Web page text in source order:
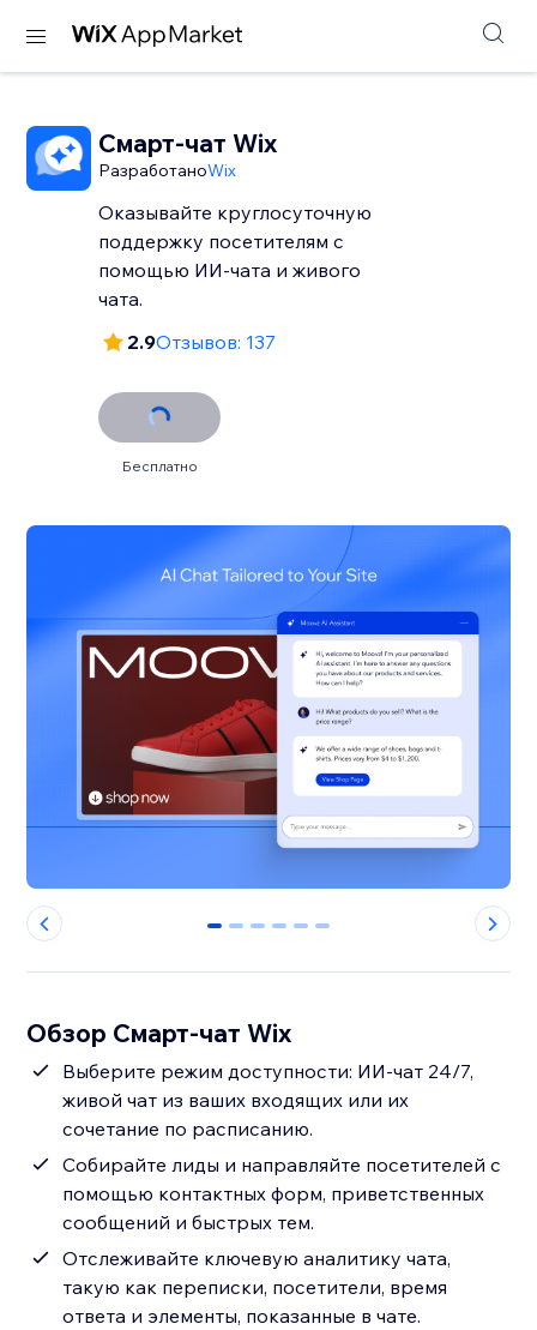
Смарт-чат Wix
РазработаноWix
Оказывайте круглосуточную
поддержку посетителям с
помощью ИИ-чата и живого
чата.
2.9Отзывов: 137
Бесплатно
0 1 2 3 4 5
Обзор Смарт-чат Wix
Выберите режим доступности: ИИ-чат 24/7,
живой чат из ваших входящих или их
сочетание по расписанию.
Собирайте лиды и направляйте посетителей с
помощью контактных форм, приветственных
сообщений и быстрых тем.
Отслеживайте ключевую аналитику чата,
такую как переписки, посетители, время
ответа и элементы, показанные в чате.